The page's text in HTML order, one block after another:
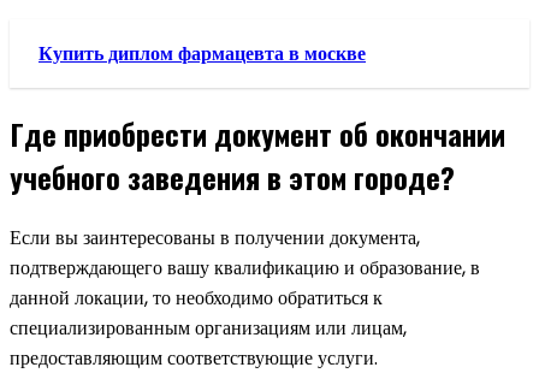
Купить диплом фармацевта в москве
Где приобрести документ об окончании
учебного заведения в этом городе?
Если вы заинтересованы в получении документа,
подтверждающего вашу квалификацию и образование, в
данной локации, то необходимо обратиться к
специализированным организациям или лицам,
предоставляющим соответствующие услуги.